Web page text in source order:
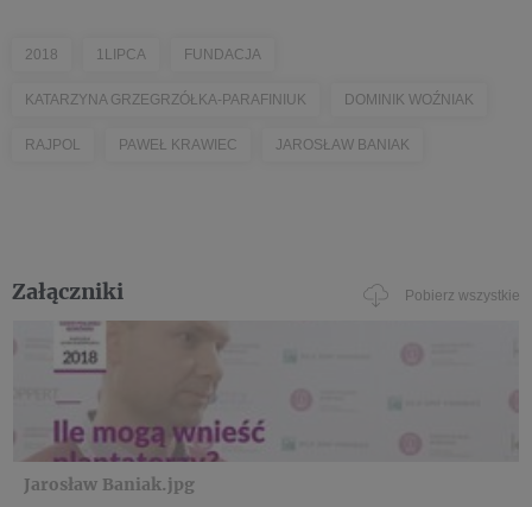
2018 1LIPCA FUNDACJA
KATARZYNA GRZEGRZÓŁKA-PARAFINIUK DOMINIK WOŹNIAK
RAJPOL PAWEŁ KRAWIEC JAROSŁAW BANIAK
Załączniki Pobierz wszystkie
Jarosław Baniak.jpg